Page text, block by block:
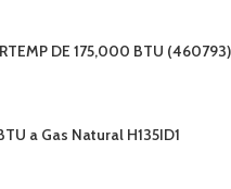
DE 175,000 BTU (460793)
a Gas Natural H135ID1